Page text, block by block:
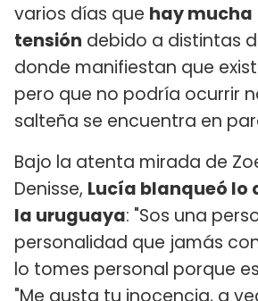
varios días que hay mucha
tensión debido a distintas
donde manifiestan que
pero que no podría ocurrir
salteña se encuentra en
Bajo la atenta mirada de
Denisse, Lucía blanqueó lo
la uruguaya: "Sos una
personalidad que jamás
lo tomes personal porque
"Me gusta tu inocencia, a